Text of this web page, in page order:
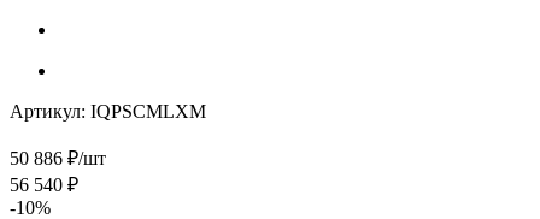
Артикул: IQPSCMLXM
50 886 ₽/шт
56 540 ₽
-10%